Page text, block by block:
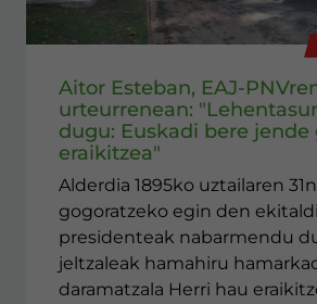
Aitor Esteban, EAJ-PNVren
urteurrenean:
dugu: Euskadi bere
eraikitzea"
Alderdia 1895ko uztailaren
gogoratzeko egin den
presidenteak nabarmendu
jeltzaleak hamahiru
daramatzala Herri hau